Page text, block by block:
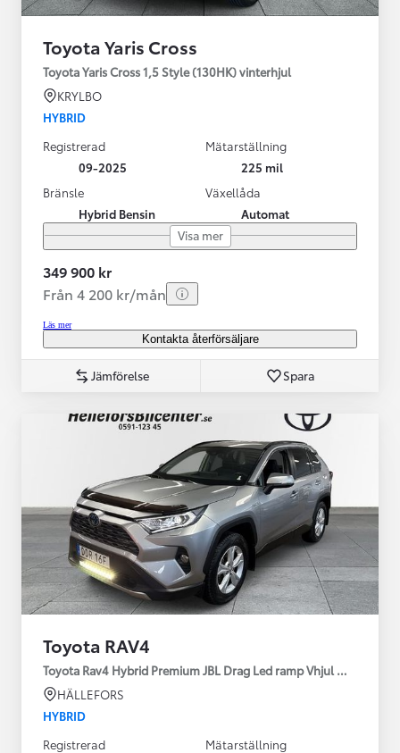
Toyota Yaris Cross
Toyota Yaris Cross 1,5 Style (130HK) vinterhjul
KRYLBO
HYBRID
Registrerad
09-2025
Mätarställning
225 mil
Bränsle
Hybrid Bensin
Växellåda
Automat
Visa mer
349 900 kr
Från 4 200 kr/mån
Läs mer
Kontakta återförsäljare
Jämförelse Spara
Toyota RAV4
Toyota Rav4 Hybrid Premium JBL Drag Led ramp Vhjul motorv
HÄLLEFORS
HYBRID
Registrerad
Mätarställning